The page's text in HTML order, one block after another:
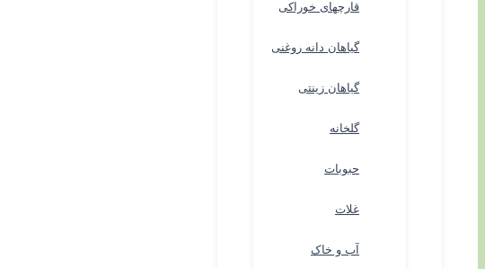
قارچهای خوراکی
گیاهان دانه روغنی
گیاهان زینتی
گلخانه
حبوبات
غلات
آب و خاک